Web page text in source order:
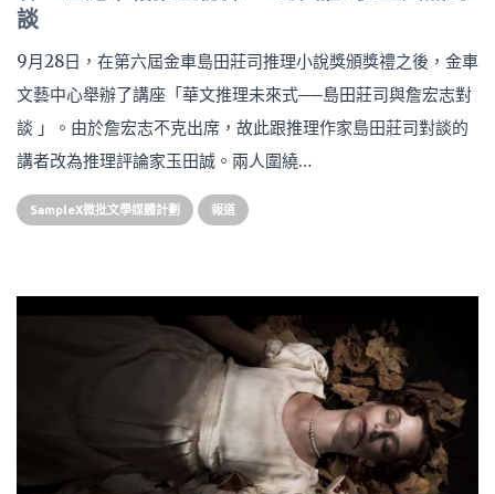
談
9月28日，在第六屆金車島田莊司推理小說獎頒獎禮之後，金車
文藝中心舉辦了講座「華文推理未來式──島田莊司與詹宏志對
談 」。由於詹宏志不克出席，故此跟推理作家島田莊司對談的
講者改為推理評論家玉田誠。兩人圍繞…
SampleX微批文學媒體計劃 報道